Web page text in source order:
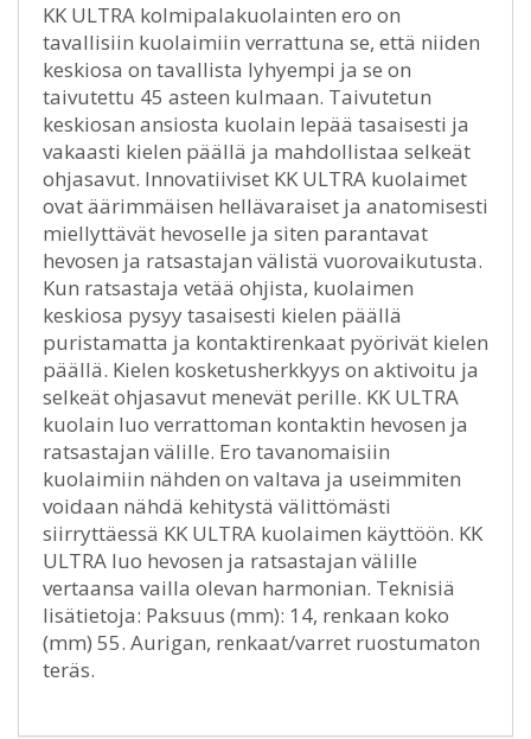
KK ULTRA kolmipalakuolainten ero on
tavallisiin kuolaimiin verrattuna se, että niiden
keskiosa on tavallista lyhyempi ja se on
taivutettu 45 asteen kulmaan. Taivutetun
keskiosan ansiosta kuolain lepää tasaisesti ja
vakaasti kielen päällä ja mahdollistaa selkeät
ohjasavut. Innovatiiviset KK ULTRA kuolaimet
ovat äärimmäisen hellävaraiset ja anatomisesti
miellyttävät hevoselle ja siten parantavat
hevosen ja ratsastajan välistä vuorovaikutusta.
Kun ratsastaja vetää ohjista, kuolaimen
keskiosa pysyy tasaisesti kielen päällä
puristamatta ja kontaktirenkaat pyörivät kielen
päällä. Kielen kosketusherkkyys on aktivoitu ja
selkeät ohjasavut menevät perille. KK ULTRA
kuolain luo verrattoman kontaktin hevosen ja
ratsastajan välille. Ero tavanomaisiin
kuolaimiin nähden on valtava ja useimmiten
voidaan nähdä kehitystä välittömästi
siirryttäessä KK ULTRA kuolaimen käyttöön. KK
ULTRA luo hevosen ja ratsastajan välille
vertaansa vailla olevan harmonian. Teknisiä
lisätietoja: Paksuus (mm): 14, renkaan koko
(mm) 55. Aurigan, renkaat/varret ruostumaton
teräs.